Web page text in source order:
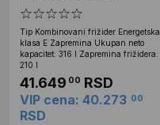
Tip Kombinovani frižider Energetska
klasa E Zapremina Ukupan neto
kapacitet: 316 l Zapremina frižidera:
210 l
41.649 00 RSD
VIP cena: 40.273 00
RSD